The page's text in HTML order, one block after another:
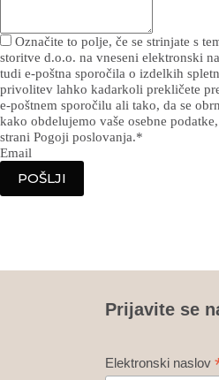
Označite to polje, če se strinjate s
storitve d.o.o. na vneseni elektronski
tudi e-poštna sporočila o izdelkih
privolitev lahko kadarkoli prekličete
e-poštnem sporočilu ali tako, da se
kako obdelujemo vaše osebne
strani Pogoji poslovanja.*
Email
POŠLJI
Prijavite se
Elektronski naslov